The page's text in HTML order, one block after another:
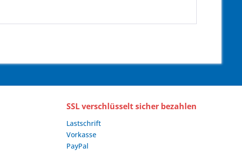
SSL verschlüsselt sicher bezahlen
Lastschrift
Vorkasse
PayPal